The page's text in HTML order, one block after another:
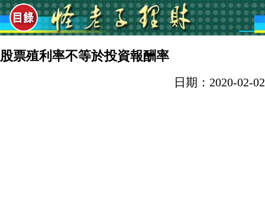
股票殖利率不等於投資報酬率
日期：2020-02-02